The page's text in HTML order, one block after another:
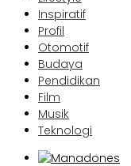
Inspiratif
Profil
Otomotif
Budaya
Pendidikan
Film
Musik
Teknologi